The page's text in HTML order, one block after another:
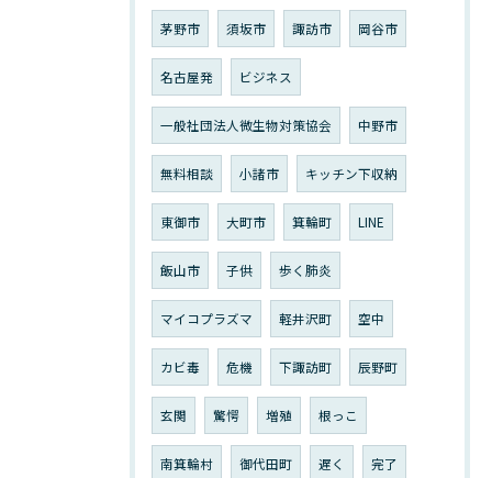
茅野市 須坂市 諏訪市 岡谷市
名古屋発 ビジネス
一般社団法人微生物対策協会 中野市
無料相談 小諸市 キッチン下収納
東御市 大町市 箕輪町 LINE
飯山市 子供 歩く肺炎
マイコプラズマ 軽井沢町 空中
カビ毒 危機 下諏訪町 辰野町
玄関 驚愕 増殖 根っこ
南箕輪村 御代田町 遅く 完了